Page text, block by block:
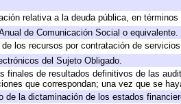
relativa a la deuda pública, en
de Comunicación Social o equivalente.
los recursos por contratación de
del Sujeto Obligado.
finales de resultados definitivos de las
que correspondan; una vez que se
de la dictaminación de los estados